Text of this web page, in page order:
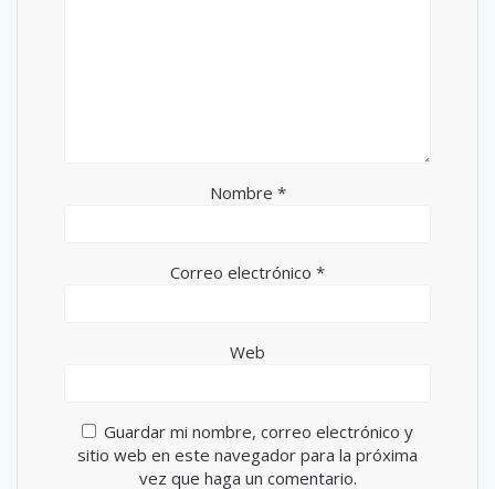
Nombre *
Correo electrónico *
Web
Guardar mi nombre, correo electrónico y
sitio web en este navegador para la próxima
vez que haga un comentario.